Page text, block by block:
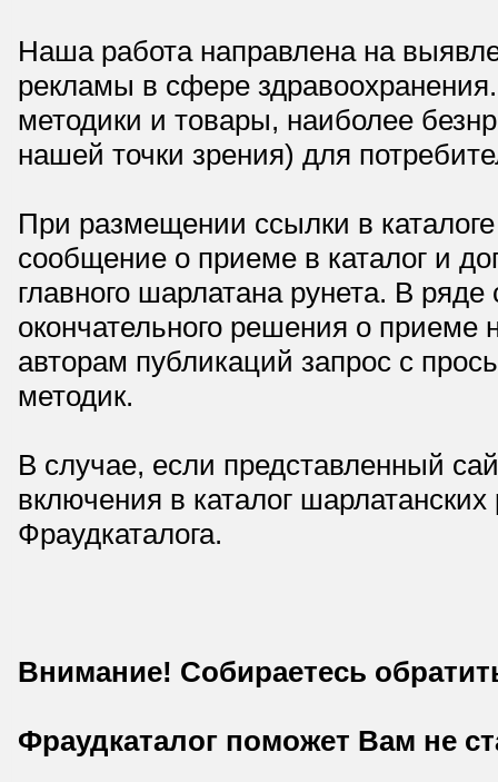
Наша работа направлена на
рекламы в сфере
методики и товары, наиболее
нашей точки зрения) для
При размещении ссылки в
сообщение о приеме в каталог и
главного шарлатана рунета. В
окончательного решения о приеме
авторам публикаций запрос с
методик.
В случае, если представленный
включения в каталог
Фраудкаталога.
Внимание! Собираетесь
Фраудкаталог поможет Вам не